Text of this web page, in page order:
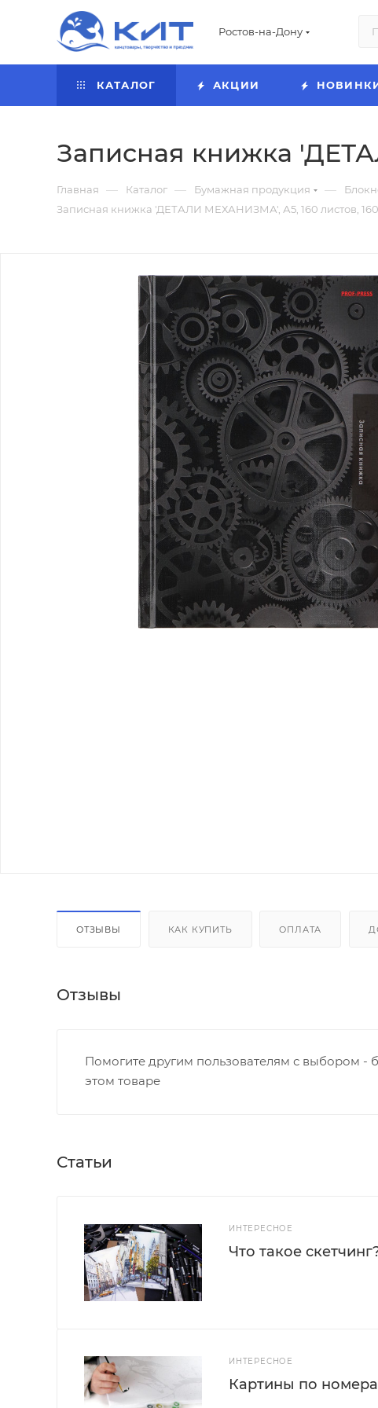
Ростов-на-Дону
КАТАЛОГ АКЦИИ
Записная книжка
Главная — Каталог — Бумажная продукция —
Записная книжка 'ДЕТАЛИ МЕХАНИЗМА', А5, 160 листов,
ОТЗЫВЫ КАК КУПИТЬ ОПЛАТА
Отзывы
Помогите другим пользователям с выбором -
этом товаре
Статьи
ИНТЕРЕСНОЕ
Что такое
ИНТЕРЕСНОЕ
Картины по